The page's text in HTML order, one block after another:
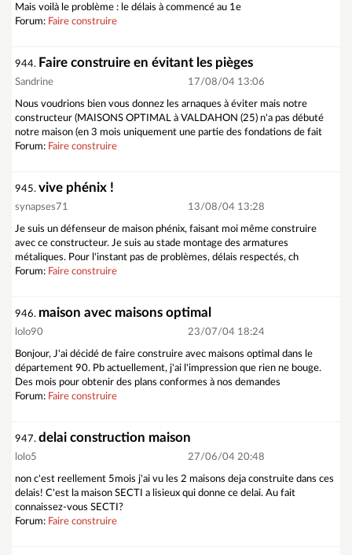
Mais voilà le problème : le délais à commencé au 1e
Forum: Faire construire
944. Faire construire en évitant les pièges
Sandrine 17/08/04 13:06
Nous voudrions bien vous donnez les arnaques à éviter mais notre
constructeur (MAISONS OPTIMAL à VALDAHON (25) n'a pas débuté
notre maison (en 3 mois uniquement une partie des fondations de fait
Forum: Faire construire
945. vive phénix !
synapses71 13/08/04 13:28
Je suis un défenseur de maison phénix, faisant moi même construire
avec ce constructeur. Je suis au stade montage des armatures
métaliques. Pour l'instant pas de problèmes, délais respectés, ch
Forum: Faire construire
946. maison avec maisons optimal
lolo90 23/07/04 18:24
Bonjour, J'ai décidé de faire construire avec maisons optimal dans le
département 90. Pb actuellement, j'ai l'impression que rien ne bouge.
Des mois pour obtenir des plans conformes à nos demandes
Forum: Faire construire
947. delai construction maison
lolo5 27/06/04 20:48
non c'est reellement 5mois j'ai vu les 2 maisons deja construite dans ces
delais! C'est la maison SECTI a lisieux qui donne ce delai. Au fait
connaissez-vous SECTI?
Forum: Faire construire